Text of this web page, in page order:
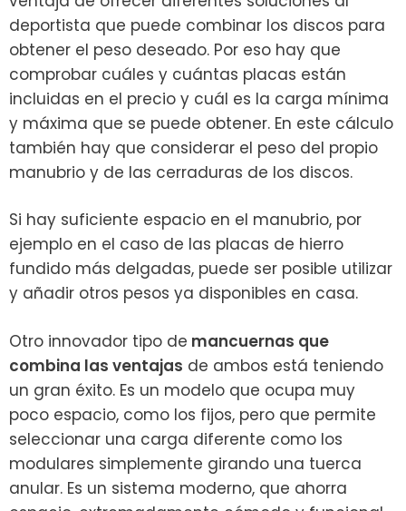
deportista que puede combinar los discos para
obtener el peso deseado. Por eso hay que
comprobar cuáles y cuántas placas están
incluidas en el precio y cuál es la carga mínima
y máxima que se puede obtener. En este cálculo
también hay que considerar el peso del propio
manubrio y de las cerraduras de los discos.
Si hay suficiente espacio en el manubrio, por
ejemplo en el caso de las placas de hierro
fundido más delgadas, puede ser posible utilizar
y añadir otros pesos ya disponibles en casa.
Otro innovador tipo de mancuernas que
combina las ventajas de ambos está teniendo
un gran éxito. Es un modelo que ocupa muy
poco espacio, como los fijos, pero que permite
seleccionar una carga diferente como los
modulares simplemente girando una tuerca
anular. Es un sistema moderno, que ahorra